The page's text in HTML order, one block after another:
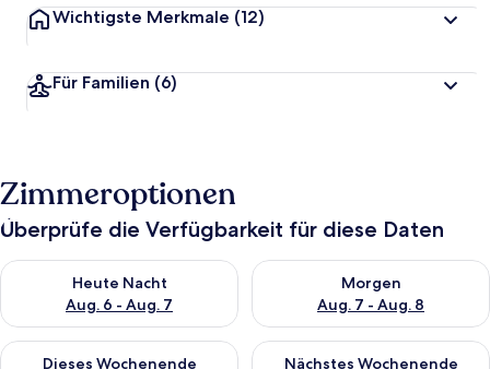
Wichtigste Merkmale (12)
Für Familien (6)
Zimmeroptionen
Überprüfe die Verfügbarkeit für diese Daten
Heute Nacht
Aug. 6 - Aug. 7
Überprüfe die Verfügbarkeit für heute Nacht, Aug. 6 - Aug. 7.
Morgen
Aug. 7 - Aug. 8
Überprüfe die Verfügbarkeit
Dieses Wochenende
Überprüfe die Verfügbarkeit für dieses Wochenende, Aug. 7
Nächstes Wochenende
Überprüfe die Verfügbarkeit